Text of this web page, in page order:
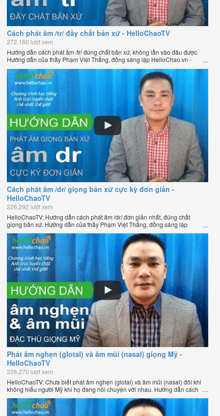
Cách phát âm /tr/ đầy chất bản xứ - HelloChaoTV
272,160 lượt xem
Hướng dẫn cách phát âm /tr/ đúng chất bản xứ, không lẫn vào đâu được.
Hướng dẫn của thầy Phạm Việt Thắng, đồng sáng lập HelloChao.vn -
Chương trình dạy tiếng Anh trực tuyến chặt chẽ nhất thế giới.
Cách phát âm /dr/ giọng bản xứ cực kỳ đơn giản -
HelloChaoTV
226,292 lượt xem
HelloChaoTV: Hướng dẫn cách phát âm /dr/ đơn giản nhất, đúng chất
giọng bản xứ. Hướng dẫn của thầy Phạm Việt Thắng, đồng sáng lập
HelloChao.vn - Chương trình dạy tiếng Anh trực tuyến chặt chẽ nhất thế
giới.
Phát âm nghẹn (glotal) và âm mũi (nasal) giọng Mỹ -
HelloChaoTV
226,270 lượt xem
HelloChaoTV: Chưa biết phát âm nghẹn (glotal) và âm mũi (nasal) đôi khi
không hiểu người Mỹ khi họ đang nói chuyện với nhau. Hướng dẫn cách
phát âm tiếng Anh giọng Mỹ theo phương pháp đọc tách ghép âm đặc biệt
của thầy Phạm Việt Thắng, đồng sáng lập HelloChao.vn - Chương trình
dạy tiếng Anh trực tuyến chặt chẽ nhất thế giới.